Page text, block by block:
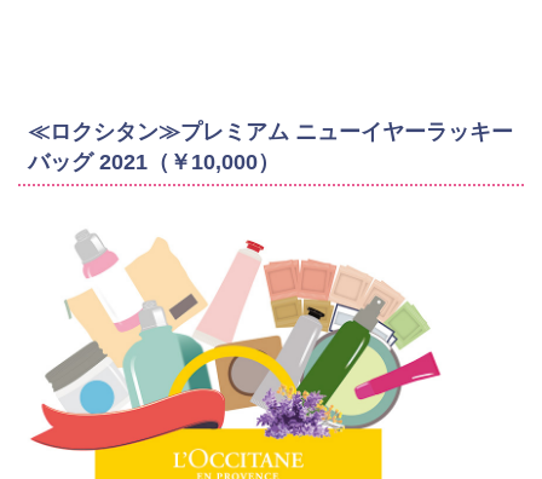
≪ロクシタン≫プレミアム ニューイヤーラッキー
バッグ 2021（￥10,000）